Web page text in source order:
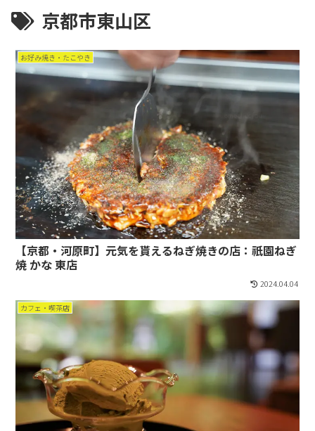
京都市東山区
お好み焼き・たこやき
【京都・河原町】元気を貰えるねぎ焼きの店：祇園ねぎ
焼 かな 東店
2024.04.04
カフェ・喫茶店